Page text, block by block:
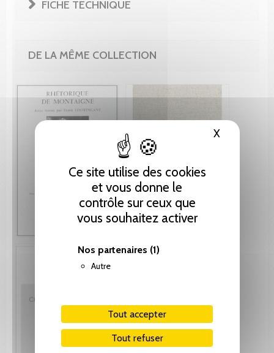
Ce site utilise des cookies
et vous donne le
contrôle sur ceux que
vous souhaitez activer
Nos partenaires (1)
Autre
Tout accepter
Tout refuser
XMasquer
FICHE TECHNIQUE
DE LA MÊME COLLECTION